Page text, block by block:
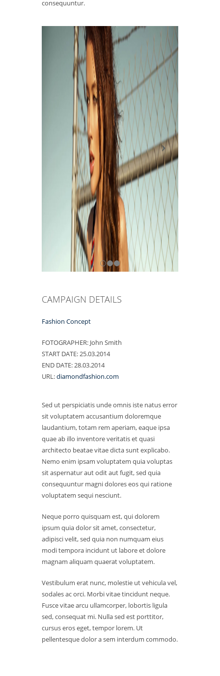
consequuntur.
CAMPAIGN DETAILS
Fashion Concept
FOTOGRAPHER: John Smith
START DATE:25.03.2014
END DATE:28.03.2014
URL:diamondfashion.com
Sed ut perspiciatis unde omnis iste natus error
sit voluptatem accusantium doloremque
laudantium, totam rem aperiam, eaque ipsa
quae ab illo inventore veritatis et quasi
architecto beatae vitae dicta sunt explicabo.
Nemo enim ipsam voluptatem quia voluptas
sit aspernatur aut odit aut fugit, sed quia
consequuntur magni dolores eos qui ratione
voluptatem sequi nesciunt.
Neque porro quisquam est, qui dolorem
ipsum quia dolor sit amet, consectetur,
adipisci velit, sed quia non numquam eius
modi tempora incidunt ut labore et dolore
magnam aliquam quaerat voluptatem.
Vestibulum erat nunc, molestie ut vehicula vel,
sodales ac orci. Morbi vitae tincidunt neque.
Fusce vitae arcu ullamcorper, lobortis ligula
sed, consequat mi. Nulla sed est porttitor,
cursus eros eget, tempor lorem. Ut
pellentesque dolor a sem interdum commodo.